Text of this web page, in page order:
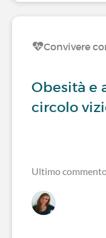
Convivere
Obesità e
circolo
Ultimo